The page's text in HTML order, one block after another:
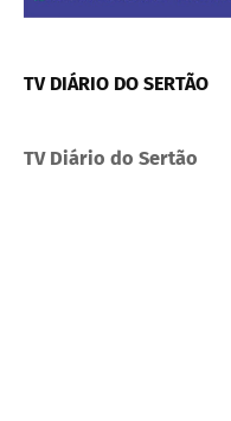
TV DIÁRIO DO SERTÃO
TV Diário do Sertão